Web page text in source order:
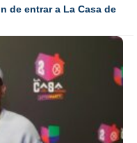
de entrar a La Casa de